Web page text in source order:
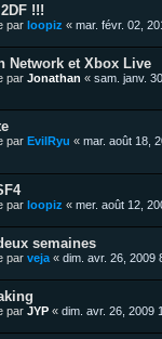
!!!
par loopiz « mar. févr. 02,
Network et Xbox Live
par Jonathan « sam. janv.
par EvilRyu « mar. août 18,
par loopiz « mer. août 12,
semaines
par veja « dim. avr. 26, 2009
par JYP « dim. avr. 26, 2009